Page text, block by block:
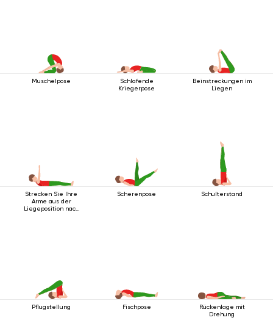
Muschelpose
Schlafende
Kriegerpose
Beinstreckungen im
Liegen
Strecken Sie Ihre
Arme aus der
Liegeposition nach
Scherenpose Schulterstand
Pflugstellung Fischpose
Rückenlage mit
Drehung